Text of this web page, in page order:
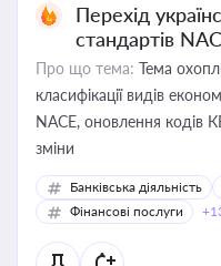
Перехід
стандартів
Про що тема: Тема
класифікації видів
NACE, оновлення кодів
зміни
Банківська діяльність
Фінансові послуги